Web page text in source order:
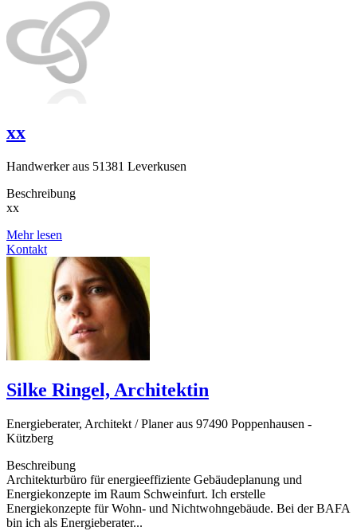
xx
Handwerker aus 51381 Leverkusen
Beschreibung
xx
Mehr lesen
Kontakt
Silke Ringel, Architektin
Energieberater, Architekt / Planer aus 97490 Poppenhausen -
Kützberg
Beschreibung
Architekturbüro für energieeffiziente Gebäudeplanung und
Energiekonzepte im Raum Schweinfurt. Ich erstelle
Energiekonzepte für Wohn- und Nichtwohngebäude. Bei der BAFA
bin ich als Energieberater...